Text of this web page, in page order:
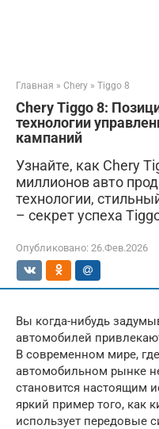
Главная » Chery » Tiggo 8
Chery Tiggo 8:
технологии
кампаний
Узнайте, как Chery
миллионов авто
технологии,
– секрет успеха
Опубликовано: 26.Фев.2026
Вы когда-нибудь
автомобилей
В современном мире,
автомобильном рынке
становится настоящим
яркий пример того, как
использует передовые